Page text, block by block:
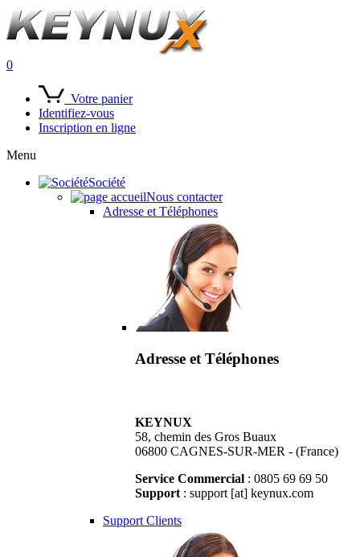
0
Votre panier
Identifiez-vous
Inscription en ligne
Menu
Société
Nous contacter
Adresse et Téléphones
Adresse et Téléphones
KEYNUX
58, chemin des Gros Buaux
06800 CAGNES-SUR-MER - (France)
Service Commercial : 0805 69 69 50
Support : support [at] keynux.com
Support Clients